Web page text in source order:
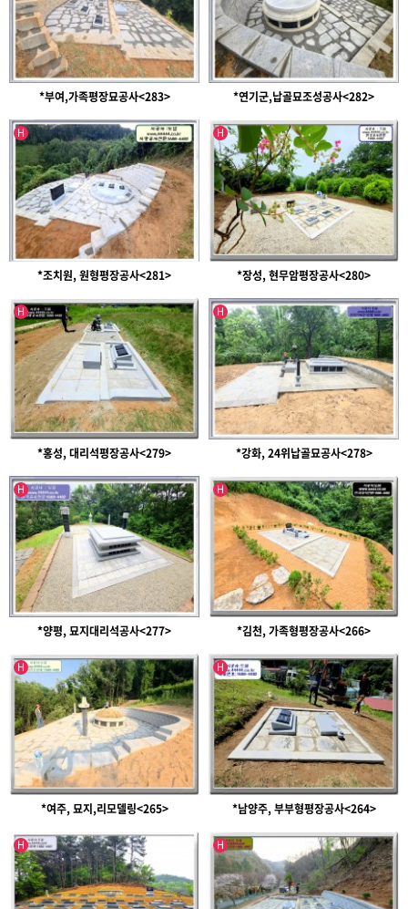
*부여,가족평장묘공사<283> *연기군,납골묘조성공사<282>
H
인기글
*조치원, 원형평장공사<281>
H
인기글
*장성, 현무암평장공사<280>
H
인기글
*홍성, 대리석평장공사<279>
H
인기글
*강화, 24위납골묘공사<278>
H
인기글
*양평, 묘지대리석공사<277>
H
인기글
*김천, 가족형평장공사<266>
H
인기글
*여주, 묘지,리모델링<265>
H
인기글
*남양주, 부부형평장공사<264>
H
인기글
H
인기글